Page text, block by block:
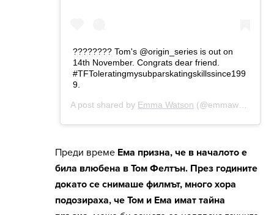
Преди време Ема призна, че в началото е
била влюбена в Том Фелтън. През годините
докато се снимаше филмът, много хора
подозираха, че Том и Ема имат тайна